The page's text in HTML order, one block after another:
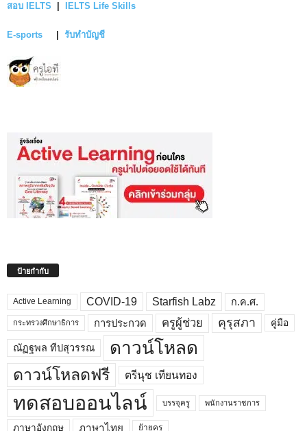
สอบ IELTS IELTS Life Skills
E-sports รับทำบัญชี
ป้ายกำกับ
Active Learning COVID-19 Starfish Labz ก.ค.ศ.
กระทรวงศึกษาธิการ การประกวด ครูผู้ช่วย คุรุสภา คู่มือ
ณัฏฐพล ทีปสุวรรณ ดาวน์โหลด
ดาวน์โหลดฟรี ตรีนุช เทียนทอง
ทดสอบออนไลน์ บรรจุครู พนักงานราชการ
ภาษาอังกฤษ ภาษาไทย ย้ายครู